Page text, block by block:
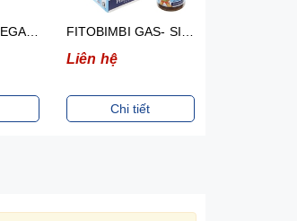
FITOBIMBI OMEGA JUNIOR- SIRO HỖ TRỢ PHÁT TRIỂN NÃO CỦA TRẺ (CHAI 30ML )
Liên hệ
Chi tiết